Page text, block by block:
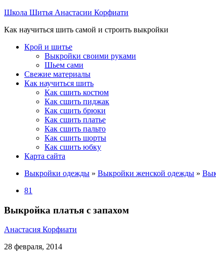
Школа Шитья Анастасии Корфиати
Как научиться шить самой и строить выкройки
Крой и шитье
Выкройки своими руками
Шьем сами
Свежие материалы
Как научиться шить
Как сшить костюм
Как сшить пиджак
Как сшить брюки
Как сшить платье
Как сшить пальто
Как сшить шорты
Как сшить юбку
Карта сайта
Выкройки одежды » Выкройки женской одежды »
81
Выкройка платья с запахом
Анастасия Корфиати
28 февраля, 2014